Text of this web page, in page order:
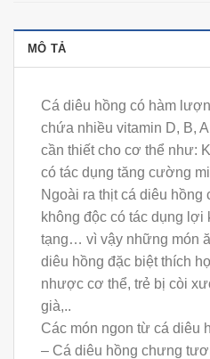
MÔ TẢ
Cá diêu hồng có hàm
chứa nhiều vitamin D, B,
cần thiết cho cơ thể như:
có tác dụng tăng cường
Ngoài ra thịt cá diêu hồng
không độc có tác dụng lợi
tạng… vì vậy những món
diêu hồng đặc biệt thích
nhược cơ thể, trẻ bị còi
già,..
Các món ngon từ cá diêu
– Cá diêu hồng chưng